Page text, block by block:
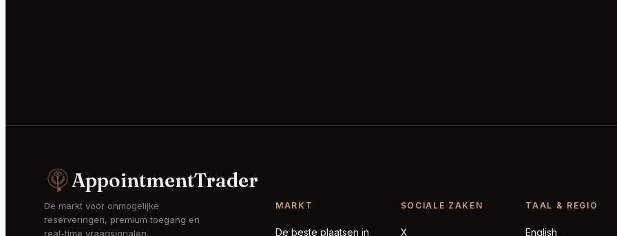
AppointmentTrader
De markt voor onmogelijke
reserveringen, premium toegang en
real-time vraagsignalen.
MARKT
De beste plaatsen in
SOCIALE ZAKEN
X
TAAL & REGIO
English